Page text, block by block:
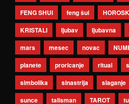
FENG SHUI
feng šui
KRISTALI
ljubav ljubavna
mars
mesec novac
planete
proricanje ritual
simbolika
sinastrija slaganje
sunce
talisman TAROT